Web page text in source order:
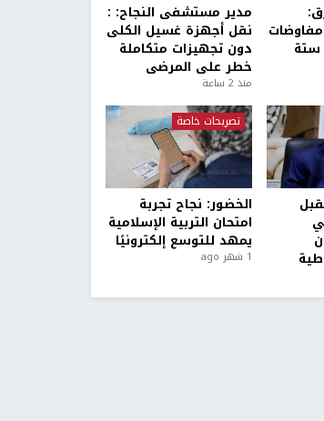
ستة
مدير مستشفى النجاح: :
نقل أجهزة غسيل الكلى
دون تجهيزات متكاملة
خطر على المرضى
منذ 2 ساعة
تصريحات خاصة
الخضور: نجاح تجربة
امتحان التربية الإسلامية
يمهد للتوسع إلكترونيًا
1 شهر ago